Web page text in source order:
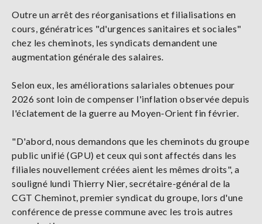
Outre un arrêt des réorganisations et filialisations en
cours, génératrices "d'urgences sanitaires et sociales"
chez les cheminots, les syndicats demandent une
augmentation générale des salaires.
Selon eux, les améliorations salariales obtenues pour
2026 sont loin de compenser l'inflation observée depuis
l'éclatement de la guerre au Moyen-Orient fin février.
"D'abord, nous demandons que les cheminots du groupe
public unifié (GPU) et ceux qui sont affectés dans les
filiales nouvellement créées aient les mêmes droits", a
souligné lundi Thierry Nier, secrétaire-général de la
CGT Cheminot, premier syndicat du groupe, lors d'une
conférence de presse commune avec les trois autres